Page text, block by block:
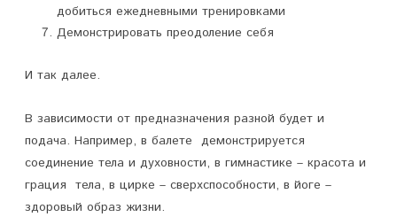
добиться ежедневными тренировками
Демонстрировать преодоление себя
И так далее.
В зависимости от предназначения разной будет и
подача. Например, в балете демонстрируется
соединение тела и духовности, в гимнастике – красота и
грация тела, в цирке – сверхспособности, в йоге –
здоровый образ жизни.